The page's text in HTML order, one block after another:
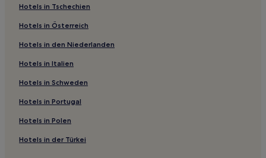
Pisac Hotels
Machu Picchu Hotels
San Sebastián: Hotels
Hotels nahe Museum für präkolumbische Kunst
Hotels nahe San-Francisco-Kirchenmuseum und Katakomben
Hotels nahe Iglesia de San Blas
Provinz Paruro: Hotels
Ccorca Hotels
Hotels in Tschechien
Hotels in Österreich
Hotels in den Niederlanden
Hotels in Italien
Hotels in Schweden
Hotels in Portugal
Hotels in Polen
Hotels in der Türkei